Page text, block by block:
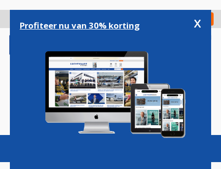
gaan
Check in
Magazine Podcasts Vacatures
Profiteer nu van 30% korting x